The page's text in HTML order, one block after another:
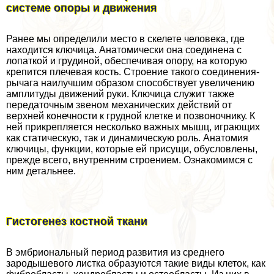
системе опоры и движения
Ранее мы определили место в скелете человека, где
находится ключица. Анатомически она соединена с
лопаткой и гpyдиной, обеспечивая опору, на которую
крепится плечевая кость. Строение такого соединения-
рычага наилучшим образом способствует увеличению
амплитуды движений руки. Ключица служит также
передаточным звеном механических действий от
верхней конечности к грудной клетке и позвоночнику. К
ней прикрепляется несколько важных мышц, играющих
как статическую, так и динамическую роль. Анатомия
ключицы, функции, которые ей присущи, обусловлены,
прежде всего, внутренним строением. Ознакомимся с
ним детальнее.
Гистогенез костной ткани
В эмбриональный период развития из среднего
зародышевого листка образуются такие виды клеток, как